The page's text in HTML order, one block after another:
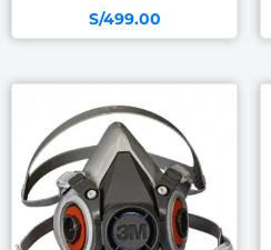
S/499.00